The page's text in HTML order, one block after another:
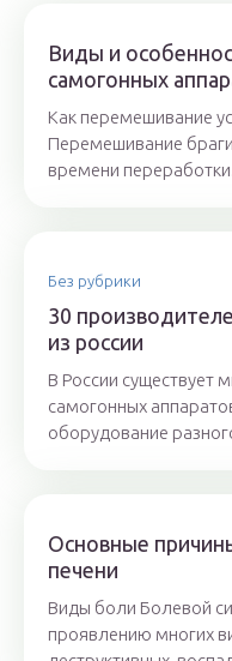
Виды и
самогонных
Как перемешивание
Перемешивание
времени
Без рубрики
30
из россии
В России существует
самогонных
оборудование
Основные
печени
Виды боли Болевой
проявлению многих